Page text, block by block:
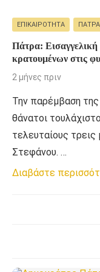
ΕΠΙΚΑΙΡΌΤΗΤΑ
Πάτρα: Εισαγγελική
κρατουμένων στις
2 μήνες πριν
Την παρέμβαση της
θάνατοι
τελευταίους
Στεφάνου. …
Διαβάστε